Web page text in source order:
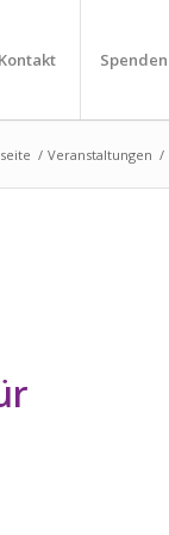
Kontakt Spenden
/ Veranstaltungen /